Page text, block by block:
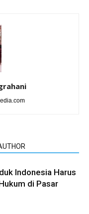
Indonesia Harus
di Pasar